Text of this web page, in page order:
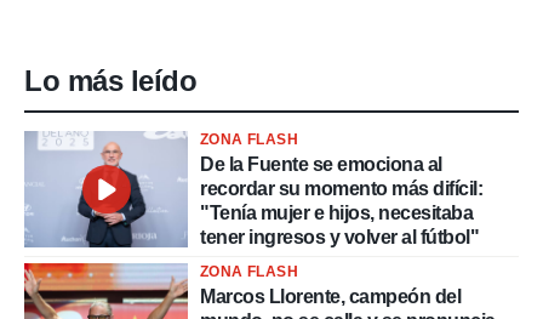
Lo más leído
ZONA FLASH
De la Fuente se emociona al
recordar su momento más difícil:
"Tenía mujer e hijos, necesitaba
tener ingresos y volver al fútbol"
ZONA FLASH
Marcos Llorente, campeón del